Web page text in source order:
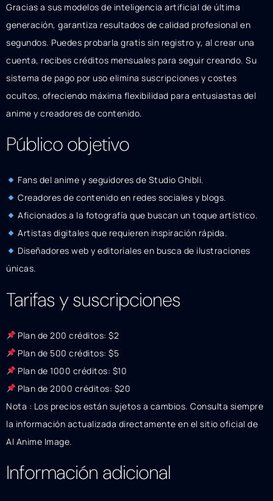
Gracias a sus modelos de inteligencia artificial de última
generación, garantiza resultados de calidad profesional en
segundos. Puedes probarla gratis sin registro y, al crear una
cuenta, recibes créditos mensuales para seguir creando. Su
sistema de pago por uso elimina suscripciones y costes
ocultos, ofreciendo máxima flexibilidad para entusiastas del
anime y creadores de contenido.
Público objetivo
Fans del anime y seguidores de Studio Ghibli.
Creadores de contenido en redes sociales y blogs.
Aficionados a la fotografía que buscan un toque artístico.
Artistas digitales que requieren inspiración rápida.
Diseñadores web y editoriales en busca de ilustraciones
únicas.
Tarifas y suscripciones
Plan de 200 créditos: $2
Plan de 500 créditos: $5
Plan de 1000 créditos: $10
Plan de 2000 créditos: $20
Nota : Los precios están sujetos a cambios. Consulta siempre
la información actualizada directamente en el sitio oficial de
AI Anime Image.
Información adicional